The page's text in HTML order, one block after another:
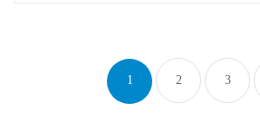
der
Beiträge
1 2 3